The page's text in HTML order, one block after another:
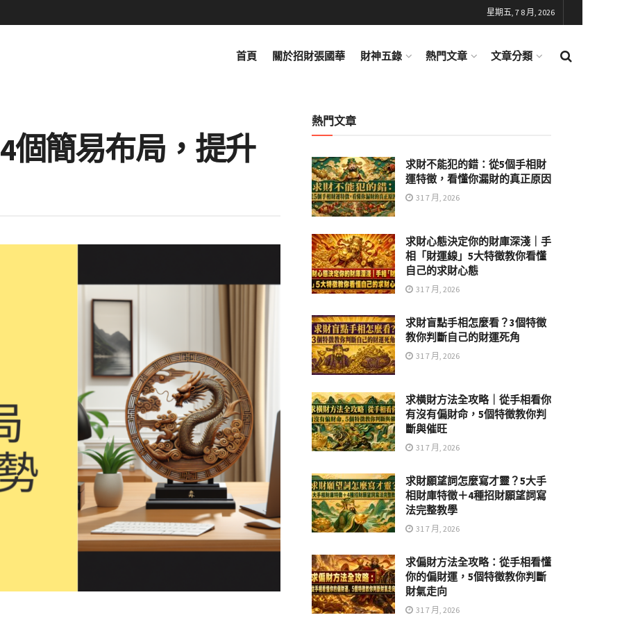
星期五, 7 8 月, 2026
首頁 關於招財張國華 財神五錄 熱門文章 文章分類
個簡易布局，提升
熱門文章
求財不能犯的錯：從5個手相財
運特徵，看懂你漏財的真正原因
31 7 月, 2026
求財心態決定你的財庫深淺｜手
相「財運線」5大特徵教你看懂
自己的求財心態
31 7 月, 2026
求財盲點手相怎麼看？3個特徵
教你判斷自己的財運死角
31 7 月, 2026
求橫財方法全攻略｜從手相看你
有沒有偏財命，5個特徵教你判
斷與催旺
31 7 月, 2026
求財願望詞怎麼寫才靈？5大手
相財庫特徵＋4種招財願望詞寫
法完整教學
31 7 月, 2026
求偏財方法全攻略：從手相看懂
你的偏財運，5個特徵教你判斷
財氣走向
31 7 月, 2026